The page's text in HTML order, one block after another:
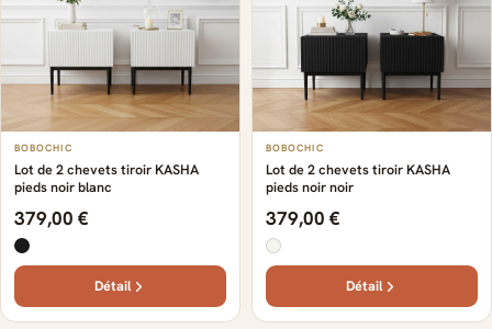
BOBOCHIC
Lot de 2 chevets tiroir KASHA
pieds noir blanc
379,00 €
Détail
BOBOCHIC
Lot de 2 chevets tiroir KASHA
pieds noir noir
379,00 €
Détail